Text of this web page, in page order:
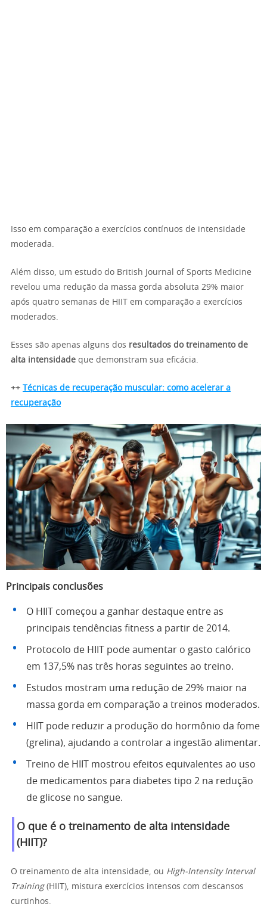
Isso em comparação a exercícios contínuos de intensidade
moderada.
Além disso, um estudo do British Journal of Sports Medicine
revelou uma redução da massa gorda absoluta 29% maior
após quatro semanas de HIIT em comparação a exercícios
moderados.
Esses são apenas alguns dos resultados do treinamento de
alta intensidade que demonstram sua eficácia.
++
Técnicas de recuperação muscular: como acelerar a
recuperação
Principais conclusões
O HIIT começou a ganhar destaque entre as
principais tendências fitness a partir de 2014.
Protocolo de HIIT pode aumentar o gasto calórico
em 137,5% nas três horas seguintes ao treino.
Estudos mostram uma redução de 29% maior na
massa gorda em comparação a treinos moderados.
HIIT pode reduzir a produção do hormônio da fome
(grelina), ajudando a controlar a ingestão alimentar.
Treino de HIIT mostrou efeitos equivalentes ao uso
de medicamentos para diabetes tipo 2 na redução
de glicose no sangue.
O que é o treinamento de alta intensidade
(HIIT)?
O treinamento de alta intensidade, ou High-Intensity Interval
Training(HIIT), mistura exercícios intensos com descansos
curtinhos.